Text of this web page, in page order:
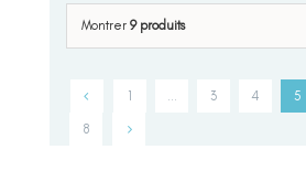
Montrer 9 produits
1 3 4 5
8